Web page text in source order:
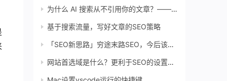
为什么 AI 搜索从不引用你的文章？——高引用率 GEO 内容的 7 个秘密
基于搜索流量，写好文章的SEO策略
「SEO新思路」穷途末路SEO，今后该何去何从？
网站首选域是什么？更利于SEO的设置要素